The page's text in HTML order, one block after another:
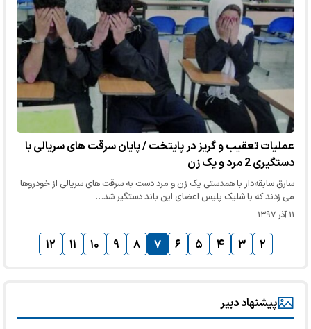
عملیات تعقیب و گریز در پایتخت / پایان سرقت های سریالی با
دستگیری 2 مرد و یک زن
سارق سابقه‌دار با همدستی یک زن و مرد دست به سرقت های سریالی از خودروها
می زدند که با شلیک پلیس اعضای این باند دستگیر شد…
۱۱ آذر ۱۳۹۷
۲ ۳ ۴ ۵ ۶ ۷ ۸ ۹ ۱۰ ۱۱ ۱۲
پیشنهاد دبیر